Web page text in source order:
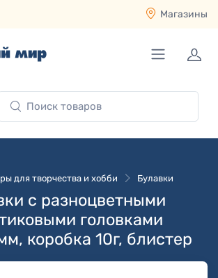
Магазины
для творчества и хобби Булавки
с разноцветными
головками
коробка 10г, блистер